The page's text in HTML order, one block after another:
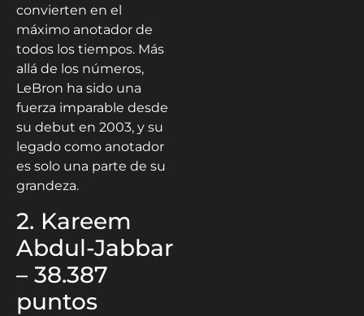
convierten en el
máximo anotador de
todos los tiempos. Más
allá de los números,
LeBron ha sido una
fuerza imparable desde
su debut en 2003, y su
legado como anotador
es solo una parte de su
grandeza.
2. Kareem
Abdul-Jabbar
– 38.387
puntos